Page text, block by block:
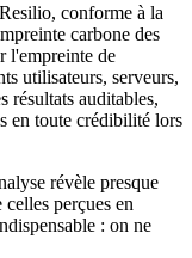
conforme à la
carbone des
l'empreinte de
utilisateurs, serveurs,
résultats auditables,
en toute crédibilité lors
révèle presque
perçues en
: on ne